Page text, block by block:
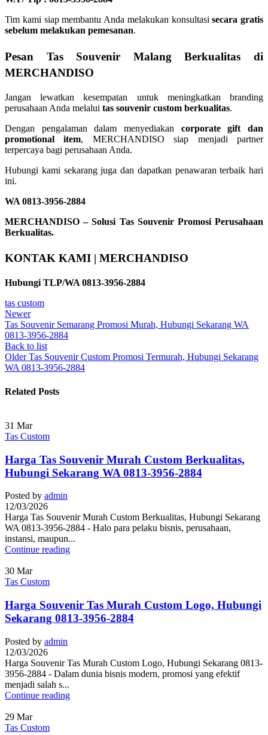
Tim kami siap membantu Anda melakukan konsultasisecara gratis
sebelum melakukan pemesanan.
Pesan Tas Souvenir Malang Berkualitas di
MERCHANDISO
Jangan lewatkan kesempatan untuk meningkatkan branding
perusahaan Anda melalui tas souvenir custom berkualitas.
Dengan pengalaman dalam menyediakan corporate gift dan
promotional item, MERCHANDISO siap menjadi partner
terpercaya bagi perusahaan Anda.
Hubungi kami sekarang juga dan dapatkan penawaran terbaik hari
ini.
WA 0813-3956-2884
MERCHANDISO – Solusi Tas Souvenir Promosi Perusahaan
Berkualitas.
KONTAK KAMI | MERCHANDISO
Hubungi TLP/WA 0813-3956-2884
tas custom
Newer
Tas Souvenir Semarang Promosi Murah, Hubungi Sekarang WA
0813-3956-2884
Back to list
Older Tas Souvenir Custom Promosi Termurah, Hubungi Sekarang
WA 0813-3956-2884
Related Posts
31 Mar
Tas Custom
Harga Tas Souvenir Murah Custom Berkualitas,
Hubungi Sekarang WA 0813-3956-2884
Posted by admin
12/03/2026
Harga Tas Souvenir Murah Custom Berkualitas, Hubungi Sekarang
WA 0813-3956-2884 - Halo para pelaku bisnis, perusahaan,
instansi, maupun...
Continue reading
30 Mar
Tas Custom
Harga Souvenir Tas Murah Custom Logo, Hubungi
Sekarang 0813-3956-2884
Posted by admin
12/03/2026
Harga Souvenir Tas Murah Custom Logo, Hubungi Sekarang 0813-
3956-2884 - Dalam dunia bisnis modern, promosi yang efektif
menjadi salah s...
Continue reading
29 Mar
Tas Custom